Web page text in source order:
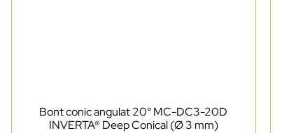
Bont conic angulat 20° MC-DC3-20D
INVERTA® Deep Conical (Ø 3 mm)